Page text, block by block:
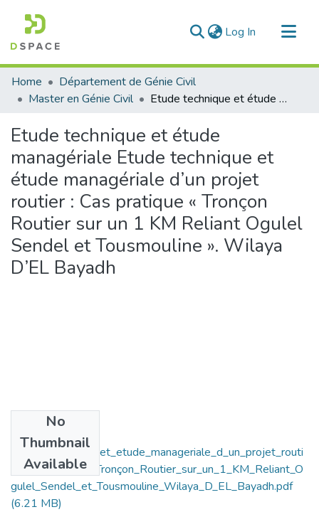
Log In (current)
Communities & Collections
All of DSpace
Home
Département de Génie Civil
Master en Génie Civil
Etude technique et étude managériale Etude technique et étude managériale d’un projet routier : Cas pratique « Tronçon Routier sur un 1 KM Reliant Ogulel Sendel et Tousmouline ». Wilaya D’EL Bayadh
Etude technique et étude
managériale Etude technique et
étude managériale d’un projet
routier : Cas pratique « Tronçon
Routier sur un 1 KM Reliant Ogulel
Sendel et Tousmouline ». Wilaya
D’EL Bayadh
No
Thumbnail
Available
Etude_technique_et_etude_manageriale_d_un_projet_routi
er_Cas_pratique_Tronçon_Routier_sur_un_1_KM_Reliant_O
gulel_Sendel_et_Tousmouline_Wilaya_D_EL_Bayadh.pdf
(6.21 MB)